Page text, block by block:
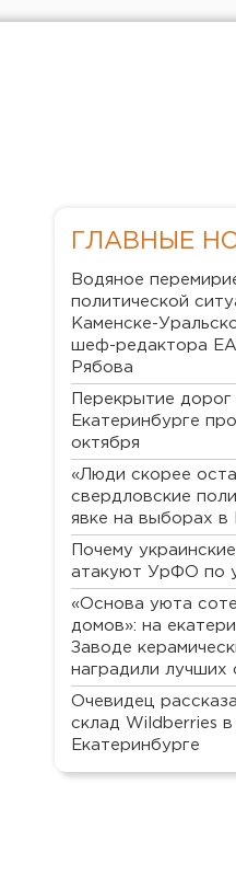
ГЛАВНЫЕ
Водяное
политической
Каменске-
шеф-редактора
Рябова
Перекрытие
Екатеринбурге
октября
«Люди скорее
свердловские
явке на выборах в
Почему
атакуют УрФО по
«Основа уюта
домов»: на
Заводе
наградили лучших
Очевидец
склад Wildberries в
Екатеринбурге